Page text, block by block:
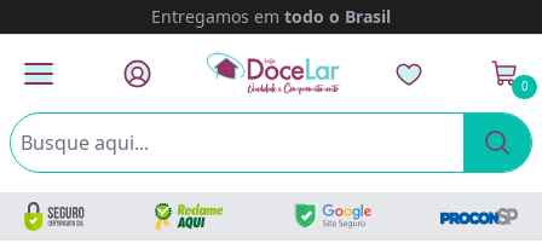
Entregamos em todo o Brasil
0